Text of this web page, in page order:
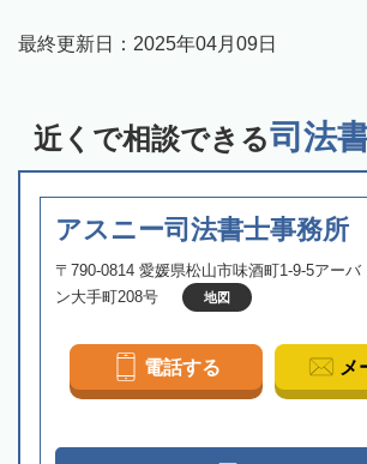
最終更新日： 2025年04月09日
近くで相談できる司法
アスニー司法書士事務所
〒790-0814 愛媛県松山市味酒町1-9-5アーバ
ン大手町208号
地図
電話する メ